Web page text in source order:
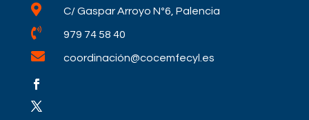
 C/ Gaspar Arroyo Nº6, Palencia
 979 74 58 40
 coordinación@cocemfecyl.es